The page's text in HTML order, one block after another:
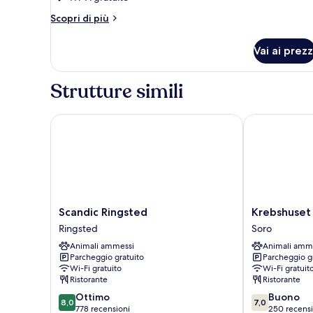
Camera
Scopri di più
Altri
familiare
Vai ai
Strutture simili
Scandic
Ringsted
Ringsted
Scandic Ringsted
Ringsted
Animali ammessi
Parcheggio gratuito
Wi-Fi gratuito
Ristorante
8.0
su
8,0 Ottimo
778 recensioni
Scandic Ringsted
Krebshuset
&
Kelz0rdk
Soro
Soro
Animali
Parcheggio
Wi-Fi
Ristorante
7.0
su
7,0 Buono
250
Krebshuset &